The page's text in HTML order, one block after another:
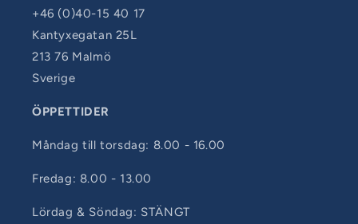
+46 (0)40-15 40 17
Kantyxegatan 25L
213 76 Malmö
Sverige
ÖPPETTIDER
Måndag till torsdag: 8.00 - 16.00
Fredag: 8.00 - 13.00
Lördag & Söndag: STÄNGT